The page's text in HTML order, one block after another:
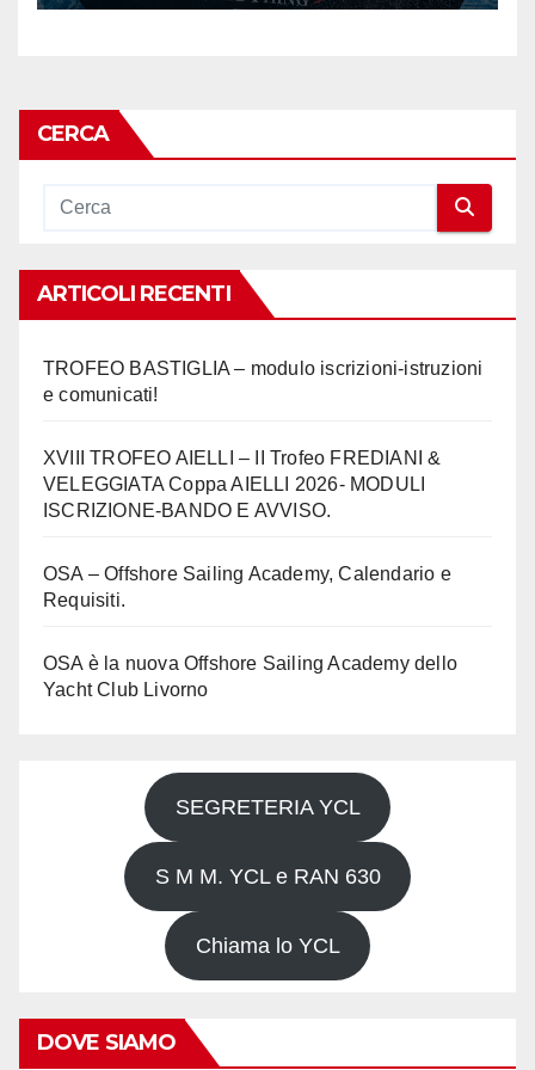
CERCA
ARTICOLI RECENTI
TROFEO BASTIGLIA – modulo iscrizioni-istruzioni
e comunicati!
XVIII TROFEO AIELLI – II Trofeo FREDIANI &
VELEGGIATA Coppa AIELLI 2026- MODULI
ISCRIZIONE-BANDO E AVVISO.
OSA – Offshore Sailing Academy, Calendario e
Requisiti.
OSA è la nuova Offshore Sailing Academy dello
Yacht Club Livorno
SEGRETERIA YCL
S M M. YCL e RAN 630
Chiama lo YCL
DOVE SIAMO